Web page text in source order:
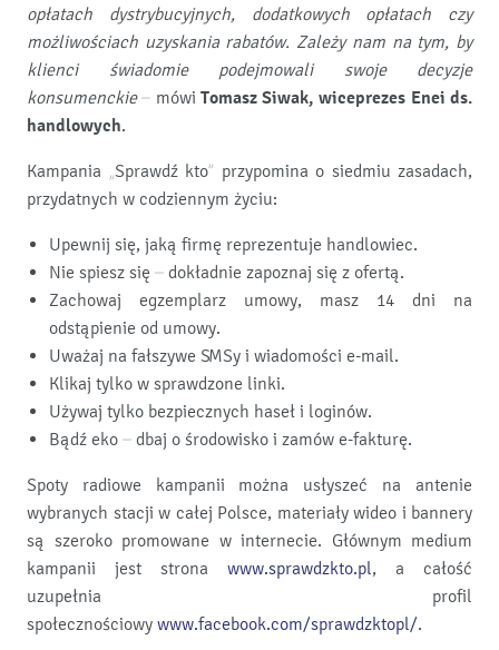
opłatach dystrybucyjnych, dodatkowych opłatach czy
możliwościach uzyskania rabatów. Zależy nam na tym, by
klienci świadomie podejmowali swoje decyzje
konsumenckie– mówi Tomasz Siwak, wiceprezes Enei ds.
handlowych.
Kampania „Sprawdź kto” przypomina o siedmiu zasadach,
przydatnych w codziennym życiu:
Upewnij się, jaką firmę reprezentuje handlowiec.
Nie spiesz się – dokładnie zapoznaj się z ofertą.
Zachowaj egzemplarz umowy, masz 14 dni na
odstąpienie od umowy.
Uważaj na fałszywe SMSy i wiadomości e-mail.
Klikaj tylko w sprawdzone linki.
Używaj tylko bezpiecznych haseł i loginów.
Bądź eko – dbaj o środowisko i zamów e-fakturę.
Spoty radiowe kampanii można usłyszeć na antenie
wybranych stacji w całej Polsce, materiały wideo i bannery
są szeroko promowane w internecie. Głównym medium
kampanii jest strona www.sprawdzkto.pl, a całość
uzupełnia profil
społecznościowy www.facebook.com/sprawdzktopl/.